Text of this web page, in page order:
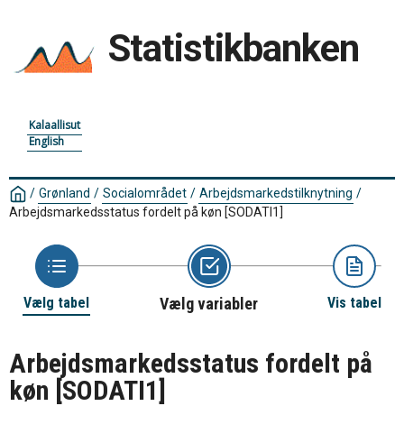
Statistikbanken
Kalaallisut
English
/ Grønland / Socialområdet / Arbejdsmarkedstilknytning /
Arbejdsmarkedsstatus fordelt på køn [SODATI1]
Vælg tabel Vælg variabler Vis tabel
Arbejdsmarkedsstatus fordelt på
køn [SODATI1]